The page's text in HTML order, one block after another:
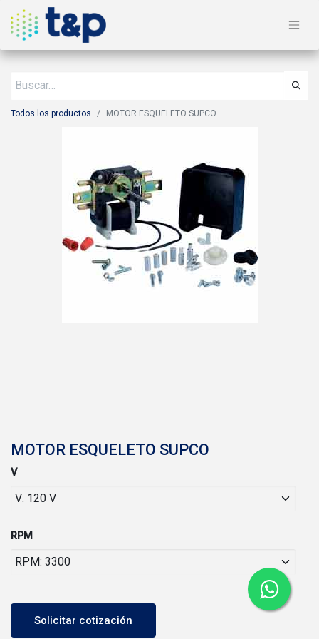
Todos los productos MOTOR ESQUELETO SUPCO
MOTOR ESQUELETO SUPCO
V
RPM
Solicitar cotización